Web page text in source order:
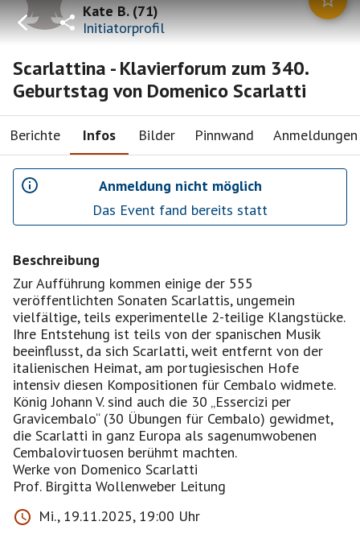
Kate B.(71)
Initiatorprofil
Scarlattina - Klavierforum zum 340.
Geburtstag von Domenico Scarlatti
Berichte Infos Bilder Pinnwand Anmeldungen
Anmeldung nicht möglich
Das Event fand bereits statt
Beschreibung
Zur Aufführung kommen einige der 555
veröffentlichten Sonaten Scarlattis, ungemein
vielfältige, teils experimentelle 2-teilige Klangstücke.
Ihre Entstehung ist teils von der spanischen Musik
beeinflusst, da sich Scarlatti, weit entfernt von der
italienischen Heimat, am portugiesischen Hofe
intensiv diesen Kompositionen für Cembalo widmete.
König Johann V. sind auch die 30 „Essercizi per
Gravicembalo“ (30 Übungen für Cembalo) gewidmet,
die Scarlatti in ganz Europa als sagenumwobenen
Cembalovirtuosen berühmt machten.
Werke von Domenico Scarlatti
Prof. Birgitta Wollenweber Leitung
Mi., 19.11.2025, 19:00 Uhr